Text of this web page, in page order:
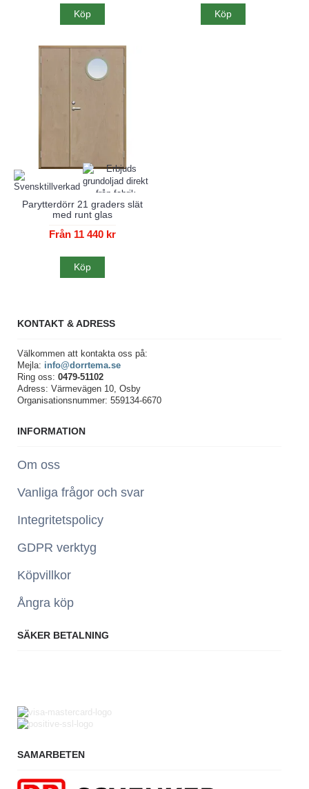
Köp Köp
Parytterdörr 21 graders slät
med runt glas
Från 11 440 kr
Köp
KONTAKT & ADRESS
Välkommen att kontakta oss på:
Mejla: info@dorrtema.se
Ring oss: 0479-51102
Adress: Värmevägen 10, Osby
Organisationsnummer: 559134-6670
INFORMATION
Om oss
Vanliga frågor och svar
Integritetspolicy
GDPR verktyg
Köpvillkor
Ångra köp
SÄKER BETALNING
SAMARBETEN